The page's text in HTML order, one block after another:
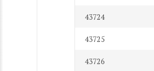
43724
43725
43726